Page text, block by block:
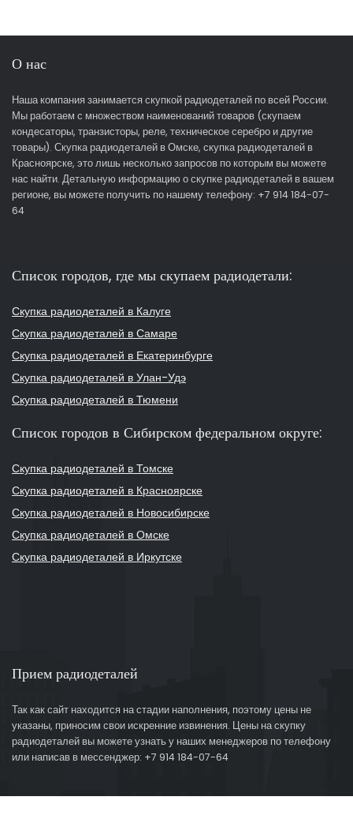
О нас
Наша компания занимается скупкой радиодеталей по всей России.
Мы работаем с множеством наименований товаров (скупаем
кондесаторы, транзисторы, реле, техническое серебро и другие
товары). Скупка радиодеталей в Омске, скупка радиодеталей в
Красноярске, это лишь несколько запросов по которым вы можете
нас найти. Детальную информацию о скупке радиодеталей в вашем
регионе, вы можете получить по нашему телефону: +7 914 184-07-
64
Список городов, где мы скупаем радиодетали:
Скупка радиодеталей в Калуге
Скупка радиодеталей в Самаре
Скупка радиодеталей в Екатеринбурге
Скупка радиодеталей в Улан-Удэ
Скупка радиодеталей в Тюмени
Список городов в Сибирском федеральном округе:
Скупка радиодеталей в Томске
Скупка радиодеталей в Красноярске
Скупка радиодеталей в Новосибирске
Скупка радиодеталей в Омске
Скупка радиодеталей в Иркутске
Прием радиодеталей
Так как сайт находится на стадии наполнения, поэтому цены не
указаны, приносим свои искренние извинения. Цены на скупку
радиодеталей вы можете узнать у наших менеджеров по телефону
или написав в мессенджер: +7 914 184-07-64